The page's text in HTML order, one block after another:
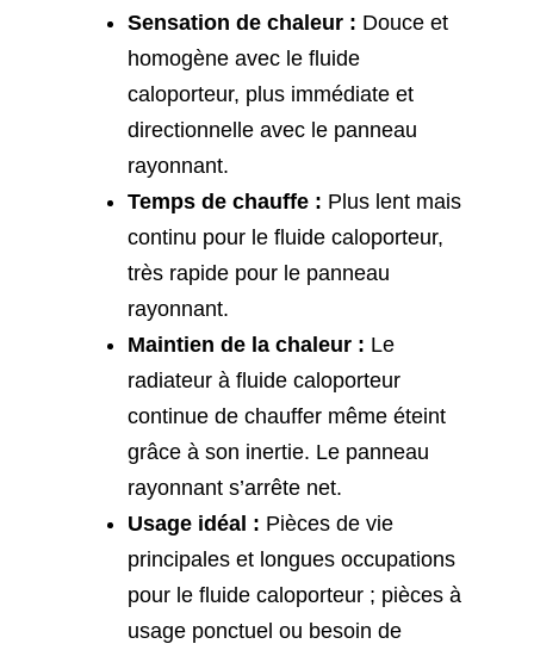
Sensation de chaleur : Douce et
homogène avec le fluide
caloporteur, plus immédiate et
directionnelle avec le panneau
rayonnant.
Temps de chauffe : Plus lent mais
continu pour le fluide caloporteur,
très rapide pour le panneau
rayonnant.
Maintien de la chaleur : Le
radiateur à fluide caloporteur
continue de chauffer même éteint
grâce à son inertie. Le panneau
rayonnant s’arrête net.
Usage idéal : Pièces de vie
principales et longues occupations
pour le fluide caloporteur ; pièces à
usage ponctuel ou besoin de